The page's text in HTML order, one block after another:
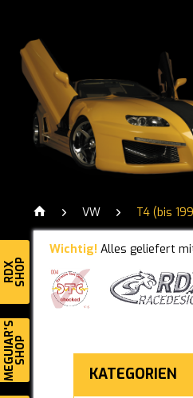
RDXSHOP
MEGUIAR'SSHOP
VW T4 (bis
Wichtig! Alles geliefert
KATEGORIEN